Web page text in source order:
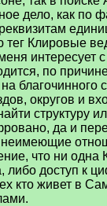
дело, как по
тег Клировые
интересует
по
благочинного
округов и
структуру
да и
неимеющие
что ни одна
либо доступ к
кто живет в